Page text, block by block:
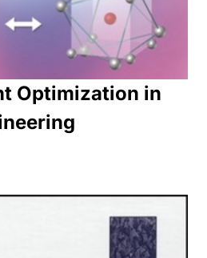
Optimization in